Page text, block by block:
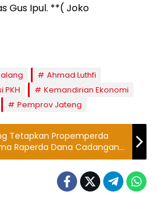
Gus Ipul. **( Joko
Ahmad Luthfi
PKH
Kemandirian Ekonomi
Pemprov Jateng
Tetapkan Propemperda
Raperda Dana Cadangan